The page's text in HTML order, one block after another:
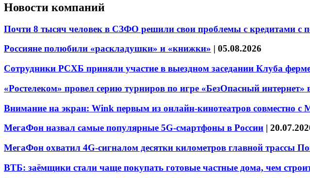
Новости компаний
Почти 8 тысяч человек в СЗФО решили свои проблемы с кредитами с
Россияне полюбили «раскладушки» и «книжки» | 05.08.2026
Сотрудники РСХБ приняли участие в выездном заседании Клуба
«Ростелеком» провел серию турниров по игре «БезОпасный
Внимание на экран: Wink первым из онлайн-кинотеатров совместно с
МегаФон назвал самые популярные 5G-смартфоны в России |
МегаФон охватил 4G-сигналом десятки километров главной трассы
ВТБ: заёмщики стали чаще покупать готовые частные дома, чем